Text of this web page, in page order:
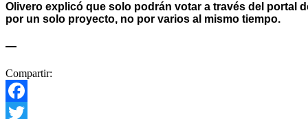
Olivero explicó que solo podrán votar a través del portal
por un solo proyecto, no por varios al mismo tiempo.
—
Compartir:
Facebook